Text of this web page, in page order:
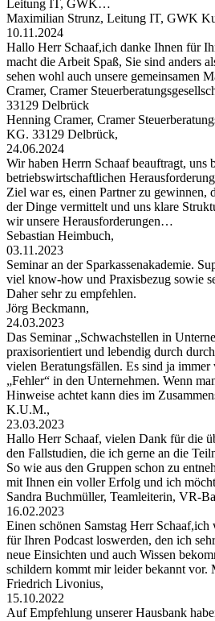
Leitung IT, GWK…
Maximilian Strunz, Leitung IT, GWK
10.11.2024
Hallo Herr Schaaf,ich danke Ihnen für
macht die Arbeit Spaß, Sie sind anders
sehen wohl auch unsere gemeinsamen
Cramer, Cramer
33129 Delbrück
Henning Cramer, Cramer
KG. 33129 Delbrück,
24.06.2024
Wir haben Herrn Schaaf beauftragt, uns
betriebswirtschaftlichen
Ziel war es, einen Partner zu gewinnen,
der Dinge vermittelt und uns klare
wir unsere Herausforderungen…
Sebastian Heimbuch,
03.11.2023
Seminar an der Sparkassenakademie.
viel know-how und Praxisbezug sowie
Daher sehr zu empfehlen.
Jörg Beckmann,
24.03.2023
Das Seminar „Schwachstellen in
praxisorientiert und lebendig durch
vielen Beratungsfällen. Es sind ja immer
„Fehler“ in den Unternehmen. Wenn
Hinweise achtet kann dies im
K.U.M.,
23.03.2023
Hallo Herr Schaaf, vielen Dank für die
den Fallstudien, die ich gerne an die
So wie aus den Gruppen schon zu
mit Ihnen ein voller Erfolg und ich
Sandra Buchmüller, Teamleiterin, VR-
16.02.2023
Einen schönen Samstag Herr
für Ihren Podcast loswerden, den ich
neue Einsichten und auch Wissen
schildern kommt mir leider bekannt
Friedrich Livonius,
15.10.2022
Auf Empfehlung unserer Hausbank